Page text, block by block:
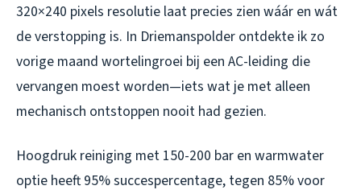
320×240 pixels resolutie laat precies zien wáár en wát
de verstopping is. In Driemanspolder ontdekte ik zo
vorige maand wortelingroei bij een AC-leiding die
vervangen moest worden—iets wat je met alleen
mechanisch ontstoppen nooit had gezien.
Hoogdruk reiniging met 150-200 bar en warmwater
optie heeft 95% succespercentage, tegen 85% voor